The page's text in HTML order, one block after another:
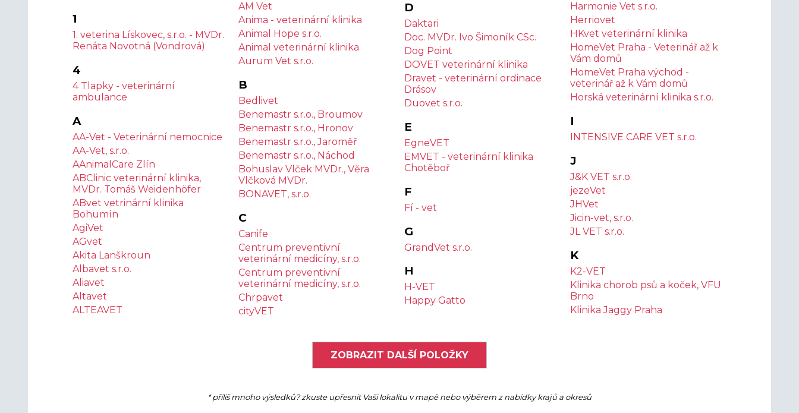
1
1. veterina Lískovec, s.r.o. - MVDr.
Renáta Novotná (Vondrová)
4
4 Tlapky - veterinární
ambulance
A
AA-Vet - Veterinární nemocnice
AA-Vet, s.r.o.
AAnimalCare Zlín
ABClinic veterinární klinika,
MVDr. Tomáš Weidenhöfer
ABvet vetrinární klinika
Bohumín
AgiVet
AGvet
Akita Lanškroun
Albavet s.r.o.
Aliavet
Altavet
ALTEAVET
AM Vet
Anima - veterinární klinika
Animal Hope s.r.o.
Animal veterinární klinika
Aurum Vet s.r.o.
B
Bedlivet
Benemastr s.r.o., Broumov
Benemastr s.r.o., Hronov
Benemastr s.r.o., Jaroměř
Benemastr s.r.o., Náchod
Bohuslav Vlček MVDr., Věra
Vlčková MVDr.
BONAVET, s.r.o.
C
Canife
Centrum preventivní
veterinární medicíny, s.r.o.
Centrum preventivní
veterinární medicíny, s.r.o.
Chrpavet
cityVET
D
Daktari
Doc. MVDr. Ivo Šimoník CSc.
Dog Point
DOVET veterinární klinika
Dravet - veterinární ordinace
Drásov
Duovet s.r.o.
E
EgneVET
EMVET - veterinární klinika
Chotěboř
F
Fí - vet
G
GrandVet s.r.o.
H
H-VET
Happy Gatto
Harmonie Vet s.r.o.
Herriovet
HKvet veterinární klinika
HomeVet Praha - Veterinář až k
Vám domů
HomeVet Praha východ -
veterinář až k Vám domů
Horská veterinární klinika s.r.o.
I
INTENSIVE CARE VET s.r.o.
J
J&K VET s.r.o.
jezeVet
JHVet
Jicin-vet, s.r.o.
JL VET s.r.o.
K
K2-VET
Klinika chorob psů a koček, VFU
Brno
Klinika Jaggy Praha
ZOBRAZIT DALŠÍ POLOŽKY
* příliš mnoho výsledků? zkuste upřesnit Vaši lokalitu v mapě nebo výběrem z nabídky krajů a okresů